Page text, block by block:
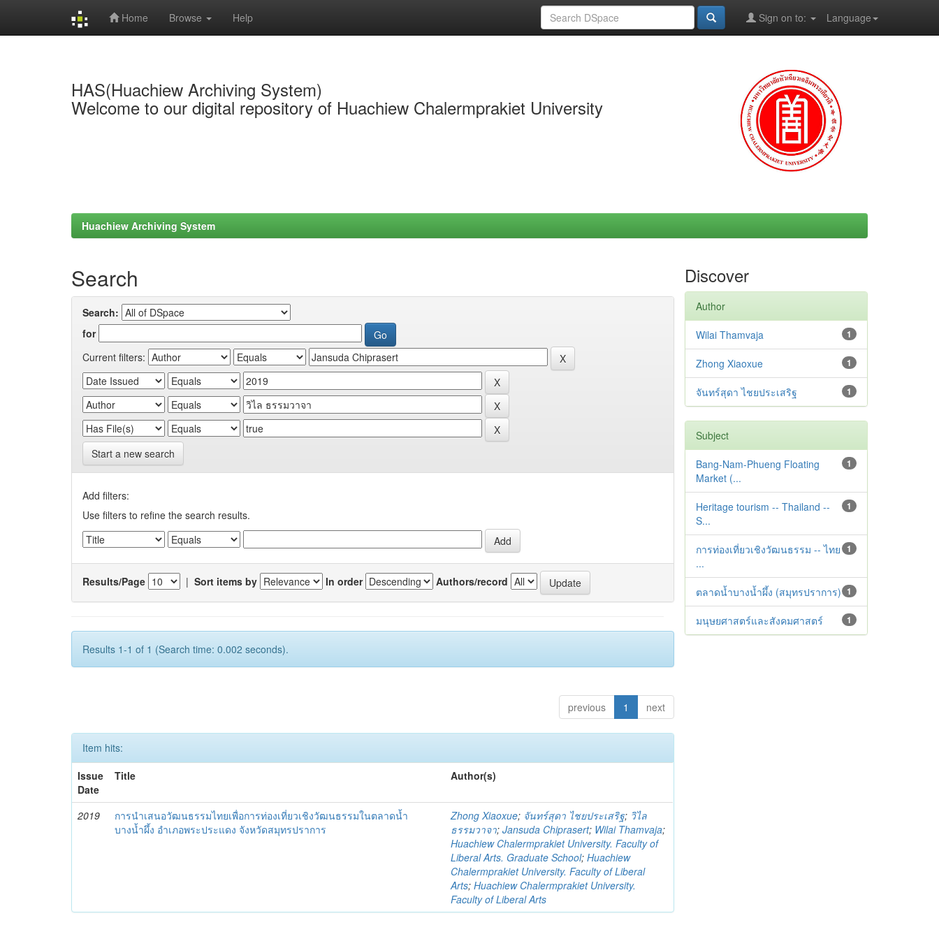
Home Browse Help Language
Sign on to:
HAS(Huachiew Archiving System)
Welcome to our digital repository of Huachiew Chalermprakiet University
Huachiew Archiving System
Search
Search:
for
Current filters:
Start a new search
Add filters:
Use filters to refine the search results.
Results/Page | Sort items by In order Authors/record
Results 1-1 of 1 (Search time: 0.002 seconds).
previous 1 next
Item hits:
Issue
Date
Title Author(s)
2019
การนำเสนอวัฒนธรรมไทยเพื่อการท่องเที่ยวเชิงวัฒนธรรมในตลาดน้ำ
บางน้ำผึ้ง อำเภอพระประแดง จังหวัดสมุทรปราการ
Zhong Xiaoxue; จันทร์สุดา ไชยประเสริฐ; วิไล
ธรรมวาจา;Jansuda Chiprasert; Wilai Thamvaja;
Huachiew Chalermprakiet University. Faculty of
Liberal Arts. Graduate School;Huachiew
Chalermprakiet University. Faculty of Liberal
Arts;Huachiew Chalermprakiet University.
Faculty of Liberal Arts
Discover
Author
1
Wilai Thamvaja
1
Zhong Xiaoxue
1
จันทร์สุดา ไชยประเสริฐ
Subject
1
Bang-Nam-Phueng Floating
Market (...
1
Heritage tourism -- Thailand --
S...
1
การท่องเที่ยวเชิงวัฒนธรรม -- ไทย
...
1
ตลาดน้ำบางน้ำผึ้ง (สมุทรปราการ)
1
มนุษยศาสตร์และสังคมศาสตร์